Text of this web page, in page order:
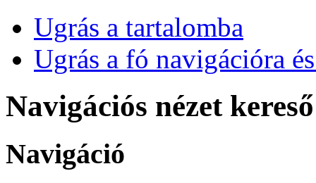
Ugrás a tartalomba
Ugrás a fó navigációra
Navigációs nézet kereső
Navigáció